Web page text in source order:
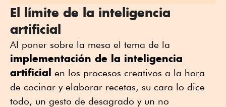
WhatsAppTwitter
FacebookLinkedin
El límite de la inteligencia
artificial
Al poner sobre la mesa el tema de la
implementación de la inteligencia
artificial en los procesos creativos a la hora
de cocinar y elaborar recetas, su cara lo dice
todo, un gesto de desagrado y un no